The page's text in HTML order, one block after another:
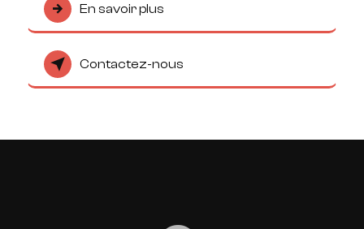
En savoir plus
Contactez-nous